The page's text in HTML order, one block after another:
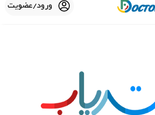
ورود/عضویت